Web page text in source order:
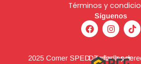
Términos y
Síguenos
F
a
c
b
I
n
s
a
T
i
k
o
2025 Comer SPED. Todos los
Diseñado por: